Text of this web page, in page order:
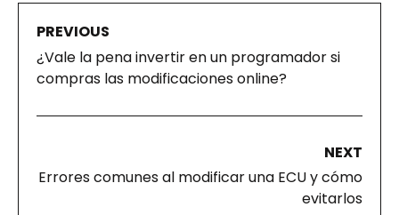
PREVIOUS
¿Vale la pena invertir en un programador si
compras las modificaciones online?
NEXT
Errores comunes al modificar una ECU y cómo
evitarlos